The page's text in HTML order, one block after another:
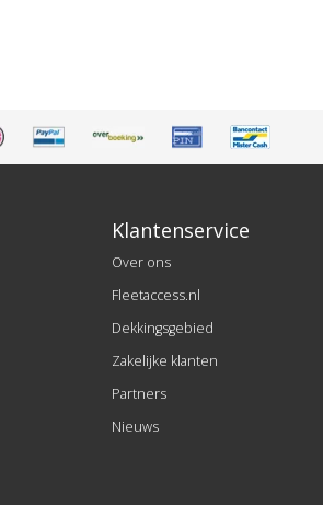
Klantenservice
Over ons
Fleetaccess.nl
Dekkingsgebied
Zakelijke klanten
Partners
Nieuws